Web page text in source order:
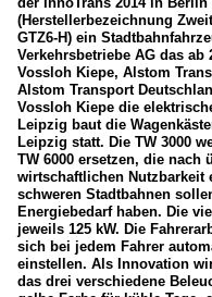
(Herstellerbezeichnung
GTZ6-H) ein
Verkehrsbetriebe AG das
Vossloh Kiepe, Alstom
Alstom Transport
Vossloh Kiepe die
Leipzig baut die
Leipzig statt. Die TW 3000
TW 6000 ersetzen, die nach
wirtschaftlichen Nutzbarkeit
schweren Stadtbahnen
Energiebedarf haben. Die
jeweils 125 kW. Die
sich bei jedem Fahrer
einstellen. Als Innovation
das drei verschiedene